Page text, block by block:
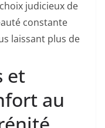
judicieux de
constante
laissant plus de
et
au